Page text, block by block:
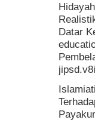
Datar